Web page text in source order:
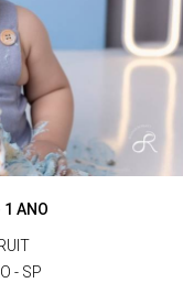
1 ANO
- SP